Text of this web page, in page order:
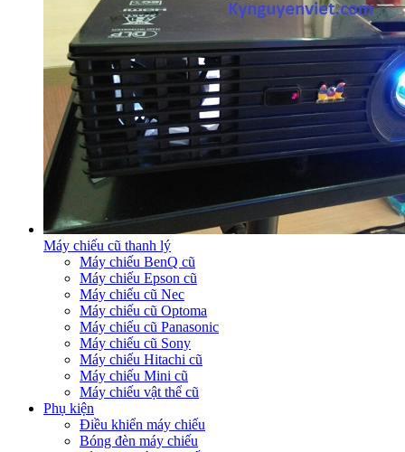
Máy chiếu cũ thanh lý
Máy chiếu BenQ cũ
Máy chiếu Epson cũ
Máy chiếu cũ Nec
Máy chiếu cũ Optoma
Máy chiếu cũ Panasonic
Máy chiếu cũ Sony
Máy chiếu Hitachi cũ
Máy chiếu Mini cũ
Máy chiếu vật thể cũ
Phụ kiện
Điều khiển máy chiếu
Bóng đèn máy chiếu